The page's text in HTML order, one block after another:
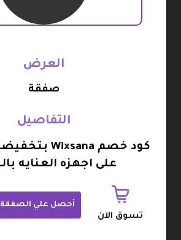
حتى يتم توصيل الطلب في الوقت
جميع البيانات الخاصة بها لتفعيلها
كود خصم ويكسانا في هذه الخطوة.
رائع من سعر الأجهزة في فاتورة
أكواد خصم ويكسانا
يستطيع العملاء شراء أجهزة العناية
العرض
صفقة
التفاصيل
على اجهزه العنايه
تسوق الآن
أحصل علي الصفقة